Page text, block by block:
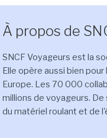
À propos de
SNCF Voyageurs est la
Elle opère aussi bien
Europe. Les 70 000
millions de voyageurs.
du matériel roulant et de